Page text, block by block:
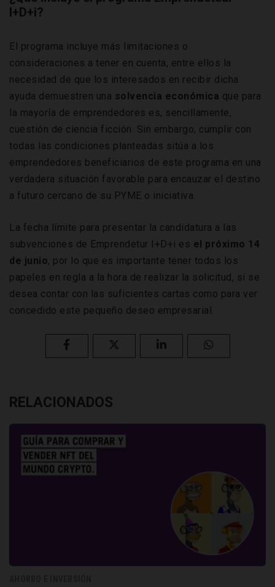
I+D+i?
El programa incluye más limitaciones o
consideraciones a tener en cuenta, entre ellos la
necesidad de que los interesados en recibir dicha
ayuda demuestren una solvencia económica que para
la mayoría de emprendedores es, sencillamente,
cuestión de ciencia ficción. Sin embargo, cumplir con
todas las condiciones planteadas sitúa a los
emprendedores beneficiarios de este programa en una
verdadera situación favorable para encauzar el destino
a futuro cercano de su PYME o iniciativa.
La fecha límite para presentar la candidatura a las
subvenciones de Emprendetur I+D+i es el próximo 14
de junio, por lo que es importante tener todos los
papeles en regla a la hora de realizar la solicitud, si se
desea contar con las suficientes cartas como para ver
concedido este pequeño deseo empresarial.
RELACIONADOS